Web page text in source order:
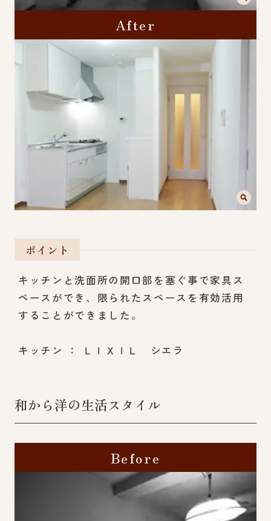
After
ポイント
キッチンと洗面所の開口部を塞ぐ事で家具ス
ペースができ、限られたスペースを有効活用
することができました。
キッチン ： ＬＩＸＩＬ シエラ
和から洋の生活スタイル
Before